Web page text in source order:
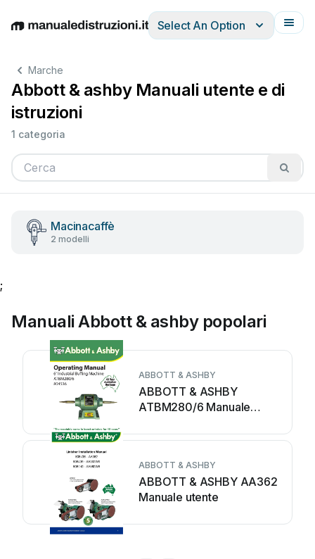
EnglishDeutschEspañolItalianoFrançais
Select An Option
Marche
Abbott & ashby Manuali utente e di
istruzioni
1 categoria
Macinacaffè
2 modelli
;
Manuali Abbott & ashby popolari
ABBOTT & ASHBY
ABBOTT & ASHBY
ATBM280/6 Manuale
ABBOTT & ASHBY
ABBOTT & ASHBY AA362
Manuale utente